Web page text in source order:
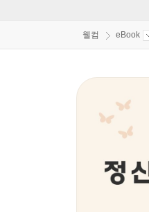
웰컴 eBook